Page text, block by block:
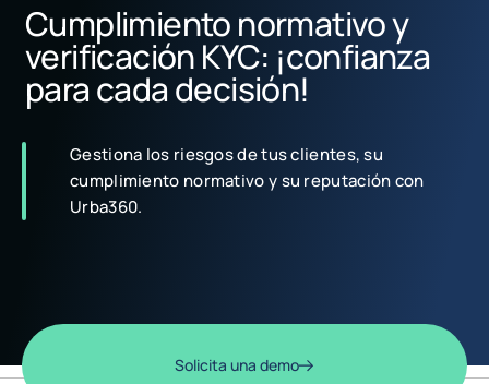
Cumplimiento normativo y
verificación KYC: ¡confianza
para cada decisión!
Gestiona los riesgos de tus clientes, su
cumplimiento normativo y su reputación con
Urba360.
Solicita una demo